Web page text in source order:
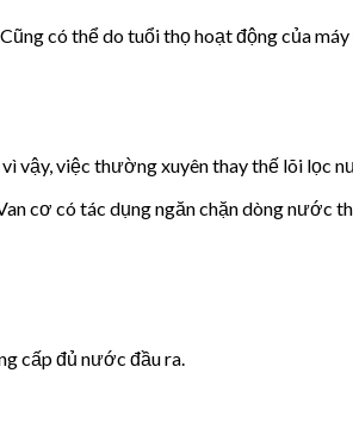
có thể do tuổi thọ hoạt động của
vậy, việc thường xuyên thay thế lõi lọc
cơ có tác dụng ngăn chặn dòng nước
cấp đủ nước đầu ra.